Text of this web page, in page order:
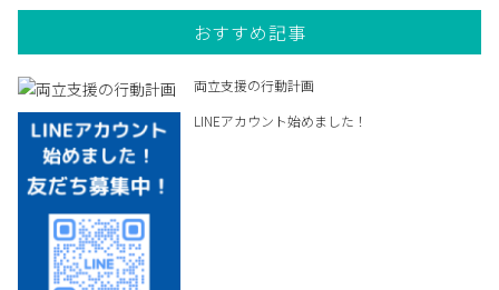
おすすめ記事
両立支援の行動計画
LINEアカウント始めました！